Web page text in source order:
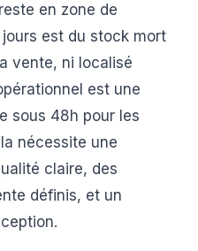
en zone de
est du stock mort
vente, ni localisé
est une
sous 48h pour les
nécessite une
claire, des
définis, et un